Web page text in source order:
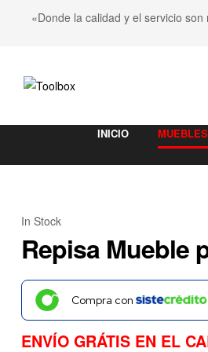
«Donde la calidad y el servicio
INICIO
In Stock
Repisa Mueble
Compra con
ENVÍO GRÁTIS EN EL